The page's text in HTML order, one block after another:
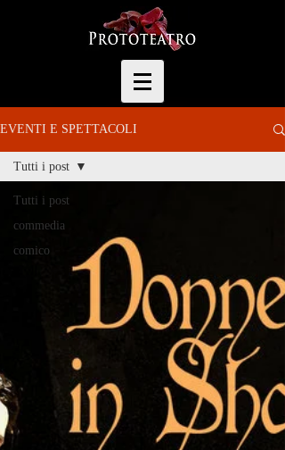
EVENTI E SPETTACOLI
Tutti i post
commedia
comico
Tutti i post